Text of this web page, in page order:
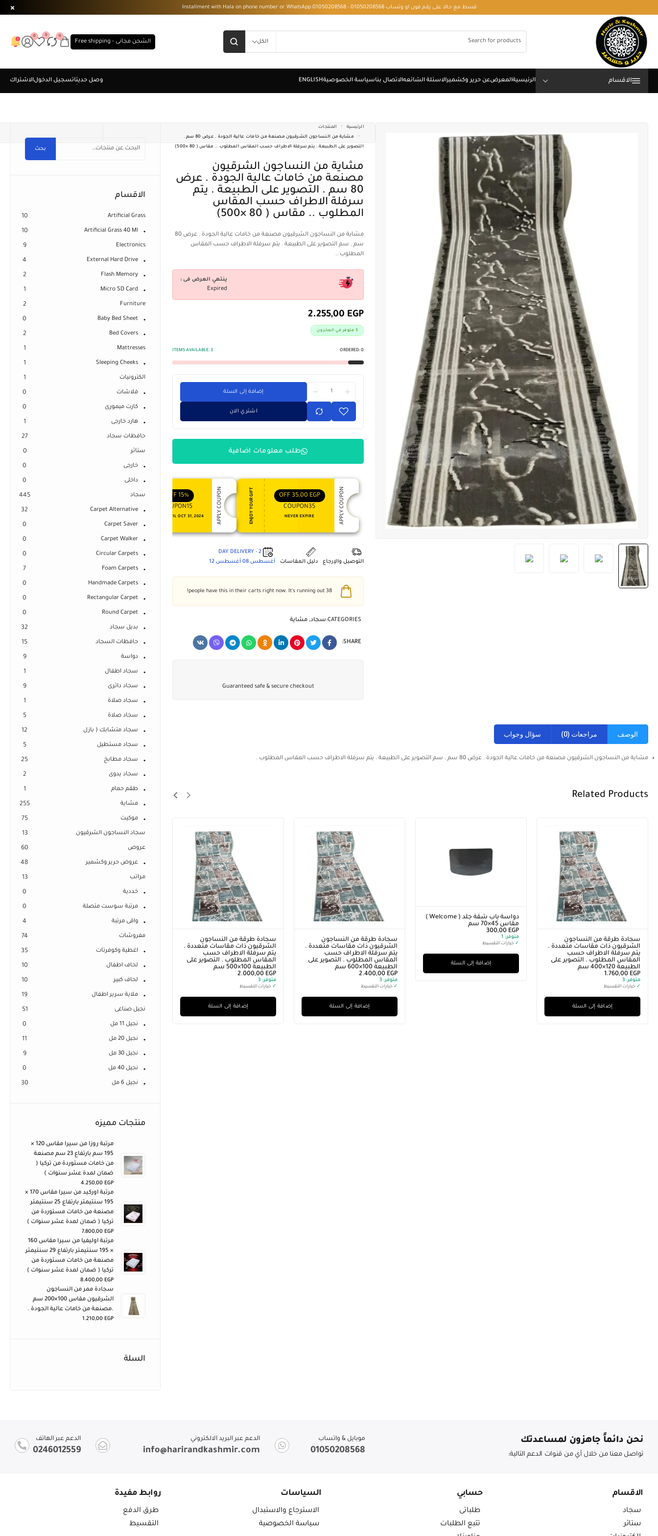
قسط مع حالا على رقم فون او وتساب 01050208568 - Installment with Hala on phone number or WhatsApp 01050208568
الكل الشحن مجانى - Free shipping
0
0
0
الاقسام
الرئيسية
المنتجات
مشاية من النساجون الشرقيون مصنعة من خامات عالية الجودة . عرض 80 سم .
التصوير على الطبيعة . يتم سرفلة الاطراف حسب المقاس المطلوب .. مقاس ( 80 ×500)
مشاية من النساجون الشرقيون
مصنعة من خامات عالية الجودة . عرض
80 سم . التصوير على الطبيعة . يتم
سرفلة الاطراف حسب المقاس
المطلوب .. مقاس ( 80 ×500)
مشاية من النساجون الشرقيون مصنعة من خامات عالية الجودة . عرض 80
سم . سم التصوير على الطبيعة . يتم سرفلة الاطراف حسب المقاس
المطلوب ..
ينتهي العرض فى :
Expired
2.255,00 EGP
3 متوفر في المخزون
ORDERED: 0
ITEMS AVAILABLE: 3
إضافة إلى السلة
اشتري الان
طلب معلومات اضافية
ENJOY YOUR GIFT 35,00 EGP
OFF
COUPON35
NEVER EXPIRE APPLY COUPON
ENJOY YOUR GIFT 15%
OFF
COUPON15
VALID UNTIL OCT 31, 2024 APPLY COUPON
APPLY COUPON
التوصيل والإرجاع دليل المقاسات
2 - DAY DELIVERY
أغسطس 08
أغسطس 12
38
CATEGORIES: سجاد, مشاية
SHARE:
Guaranteed safe & secure checkout
الوصف مراجعات (0) سؤال وجواب
مشاية من النساجون الشرقيون مصنعة من خامات عالية الجودة . عرض 80 سم . سم التصوير على الطبيعة . يتم سرفلة الاطراف حسب المقاس المطلوب .
Related Products
سجادة طرقة من النساجون
الشرقيون ذات مقاسات متعددة .
يتم سرفلة الاطراف حسب
المقاس المطلوب . التصوير على
الطبيعة 120×400 سم
1.760,00 EGP
متوفر:
✓ خيارات التقسيط
إضافة إلى السلة
دواسة باب شقة جلد ( Welcome )
مقاس 45×70 سم
300,00 EGP
متوفر:
✓ خيارات التقسيط
إضافة إلى السلة
سجادة طرقة من النساجون
الشرقيون ذات مقاسات متعددة .
يتم سرفلة الاطراف حسب
المقاس المطلوب . التصوير على
الطبيعة 100×600 سم
2.400,00 EGP
متوفر:
✓ خيارات التقسيط
إضافة إلى السلة
سجادة طرقة من النساجون
الشرقيون ذات مقاسات متعددة .
يتم سرفلة الاطراف حسب
المقاس المطلوب . التصوير على
الطبيعة 100×500 سم
2.000,00 EGP
متوفر:
✓ خيارات التقسيط
إضافة إلى السلة
بحث
الاقسام
Artificial Grass
10
Artificial Grass 40 Ml
10
Electronics
9
External Hard Drive
4
Flash Memory
2
Micro SD Card
1
Furniture
2
Baby Bed Sheet
0
Bed Covers
2
Mattresses
1
Sleeping Cheeks
1
الكترونيات 1
فلاشات 0
كارت ميمورى 0
هارد خارجى 1
حافظات سجاد 27
ستائر 0
خارجى 0
داخلى 0
سجاد 445
Carpet Alternative
32
Carpet Saver
0
Carpet Walker
0
Circular Carpets
0
Foam Carpets
7
Handmade Carpets
0
Rectangular Carpet
0
Round Carpet
0
بديل سجاد 32
حافظات السجاد 15
دواسة 9
سجاد اطفال 1
سجاد دائرى 9
سجاد صلاة 1
سجاد صلاة 5
سجاد متشابك ( بازل 12
سجاد مستطيل 5
سجاد مطابخ 25
سجاد يدوى 2
طقم حمام 1
مشاية 255
موكيت 75
سجاد النساجون الشرقيون 13
عروض 60
عروض حرير وكشمير 48
مراتب 13
خددية 0
مرتبة سوست متصلة 0
واقى مرتبة 4
مفروشات 74
اغطية وكوفرتات 35
لحاف اطفال 10
لحاف كبير 10
ملاية سرير اطفال 19
نجيل صناعى 51
نجيل 11 مل 0
نجيل 20 مل 11
نجيل 30 مل 9
نجيل 40 مل 0
نجيل 6 مل 30
منتجات مميزه
مرتبة روزا من سيرا مقاس 120 ×
195 سم بارتفاع 23 سم مصنعة
من خامات مستوردة من تركيا (
ضمان لمدة عشر سنوات )
4.250,00 EGP
مرتبة اوركيد من سيرا مقاس 170 ×
195 سنتيمتر بارتفاع 25 سنتيمتر
مصنعة من خامات مستوردة من
تركيا ( ضمان لمدة عشر سنوات )
7.800,00 EGP
مرتبة اوليفيا من سيرا مقاس 160
× 195 سنتيمتر بارتفاع 29 سنتيمتر
مصنعة من خامات مستوردة من
تركيا ( ضمان لمدة عشر سنوات )
8.400,00 EGP
سجادة ممر من النساجون
الشرقيون مقاس 100×200 سم
.مصنعة من خامات عالية الجودة .
1.210,00 EGP
السلة
نحن دائماً جاهزون لمساعدتك
تواصل معنا من خلال أي من قنوات الدعم التالية:
موبايل & واتساب
01050208568
الدعم عبر البريد الالكتروني
info@harirandkashmir.com
الدعم عبر الهاتف
0246012559
الاقسام
سجاد
ستائر
حسابي
طلباتى
تتبع الطلبات
السياسات
الاسترجاع والاستبدال
سياسة الخصوصية
روابط مفيدة
طرق الدفع
التقسيط